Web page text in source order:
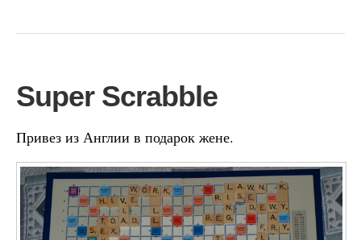
Super Scrabble
Привез из Англии в подарок жене.